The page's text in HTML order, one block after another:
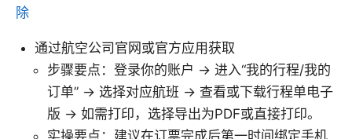
除
通过航空公司官网或官方应用获取
步骤要点：登录你的账户 → 进入“我的行程/我的
订单” → 选择对应航班 → 查看或下载行程单电子
版 → 如需打印，选择导出为PDF或直接打印。